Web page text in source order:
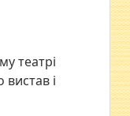
театрі
і